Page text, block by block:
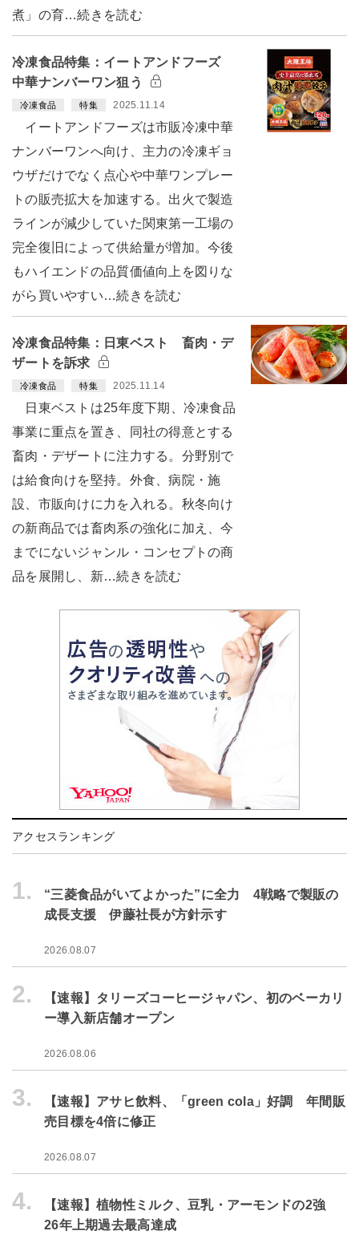
煮」の育…続きを読む
冷凍食品特集：イートアンドフーズ
中華ナンバーワン狙う
冷凍食品 特集 2025.11.14
イートアンドフーズは市販冷凍中華
ナンバーワンへ向け、主力の冷凍ギョ
ウザだけでなく点心や中華ワンプレー
トの販売拡大を加速する。出火で製造
ラインが減少していた関東第一工場の
完全復旧によって供給量が増加。今後
もハイエンドの品質価値向上を図りな
がら買いやすい…続きを読む
冷凍食品特集：日東ベスト 畜肉・デ
ザートを訴求
冷凍食品 特集 2025.11.14
日東ベストは25年度下期、冷凍食品
事業に重点を置き、同社の得意とする
畜肉・デザートに注力する。分野別で
は給食向けを堅持。外食、病院・施
設、市販向けに力を入れる。秋冬向け
の新商品では畜肉系の強化に加え、今
までにないジャンル・コンセプトの商
品を展開し、新…続きを読む
アクセスランキング
1.
“三菱食品がいてよかった”に全力 4戦略で製販の
成長支援 伊藤社長が方針示す
2026.08.07
2.
【速報】タリーズコーヒージャパン、初のベーカリ
ー導入新店舗オープン
2026.08.06
3.
【速報】アサヒ飲料、「green cola」好調 年間販
売目標を4倍に修正
2026.08.07
4.
【速報】植物性ミルク、豆乳・アーモンドの2強
26年上期過去最高達成